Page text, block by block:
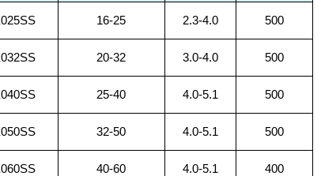
16-25 2.3-4.0 500
20-32 3.0-4.0 500
25-40 4.0-5.1 500
32-50 4.0-5.1 500
40-60 4.0-5.1 400